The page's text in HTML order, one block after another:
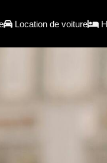
Location de voiture